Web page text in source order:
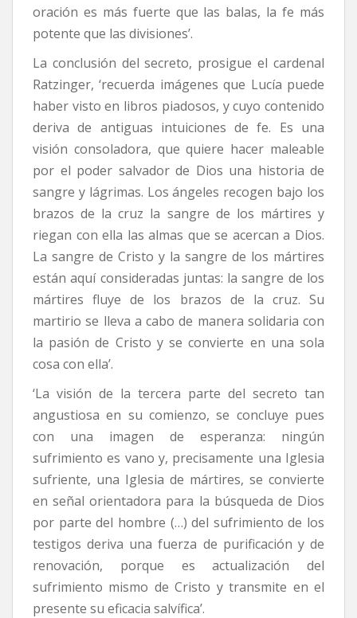
oración es más fuerte que las balas, la fe más
potente que las divisiones’.
La conclusión del secreto, prosigue el cardenal
Ratzinger, ‘recuerda imágenes que Lucía puede
haber visto en libros piadosos, y cuyo contenido
deriva de antiguas intuiciones de fe. Es una
visión consoladora, que quiere hacer maleable
por el poder salvador de Dios una historia de
sangre y lágrimas. Los ángeles recogen bajo los
brazos de la cruz la sangre de los mártires y
riegan con ella las almas que se acercan a Dios.
La sangre de Cristo y la sangre de los mártires
están aquí consideradas juntas: la sangre de los
mártires fluye de los brazos de la cruz. Su
martirio se lleva a cabo de manera solidaria con
la pasión de Cristo y se convierte en una sola
cosa con ella’.
‘La visión de la tercera parte del secreto tan
angustiosa en su comienzo, se concluye pues
con una imagen de esperanza: ningún
sufrimiento es vano y, precisamente una Iglesia
sufriente, una Iglesia de mártires, se convierte
en señal orientadora para la búsqueda de Dios
por parte del hombre (…) del sufrimiento de los
testigos deriva una fuerza de purificación y de
renovación, porque es actualización del
sufrimiento mismo de Cristo y transmite en el
presente su eficacia salvífica’.